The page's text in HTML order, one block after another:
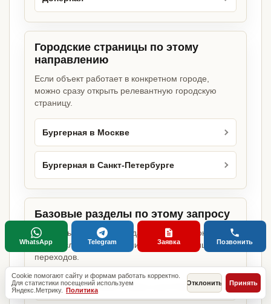
Городские страницы по этому
направлению
Если объект работает в конкретном городе,
можно сразу открыть релевантную городскую
страницу.
Бургерная в Москве
Бургерная в Санкт-Петербурге
Базовые разделы по этому запросу
Родительские страницы дают более широкий
обзор услуги, объекта или региона без лишних
переходов.
Какие разрешения нужны для бизнеса
Cookie помогают сайту и формам работать корректно.
Для статистики посещений используем
Яндекс.Метрику. Политика
Отклонить Принять
WhatsApp Telegram Заявка Позвонить